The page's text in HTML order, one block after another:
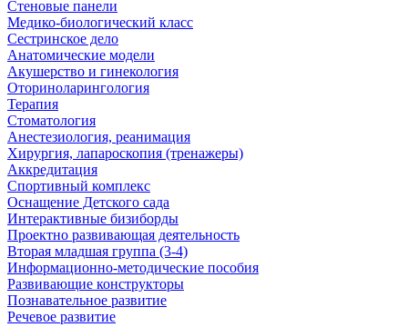
Стеновые панели
Медико-биологический класс
Сестринское дело
Анатомические модели
Акушерство и гинекология
Оториноларингология
Терапия
Стоматология
Анестезиология, реанимация
Хирургия, лапароскопия (тренажеры)
Аккредитация
Спортивный комплекс
Оснащение Детского сада
Интерактивные бизиборды
Проектно развивающая деятельность
Вторая младшая группа (3-4)
Информационно-методические пособия
Развивающие конструкторы
Познавательное развитие
Речевое развитие